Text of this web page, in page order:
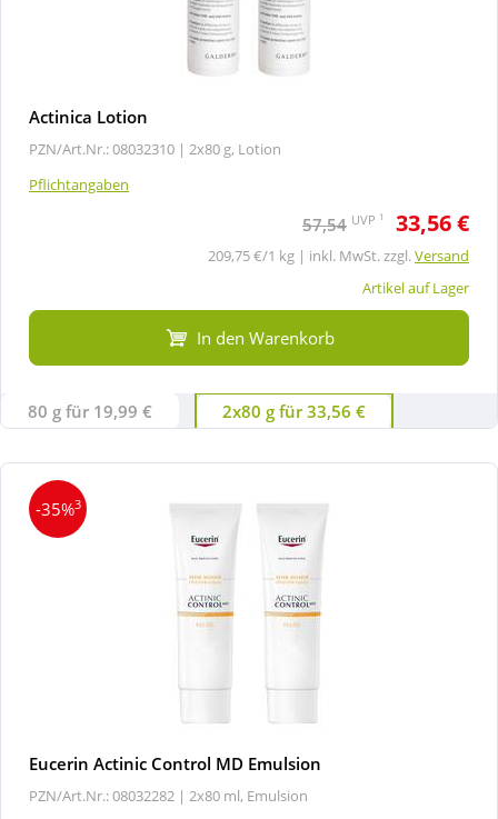
Actinica Lotion
PZN/Art.Nr.: 08032310 | 2x80 g, Lotion
Pflichtangaben
57,54 UVP 1 33,56 €
209,75 €/1 kg | inkl. MwSt. zzgl.Versand
Artikel auf Lager
In den Warenkorb
80 g für 19,99 € 2x80 g für 33,56 €
-35%3
Eucerin Actinic Control MD Emulsion
PZN/Art.Nr.: 08032282 | 2x80 ml, Emulsion